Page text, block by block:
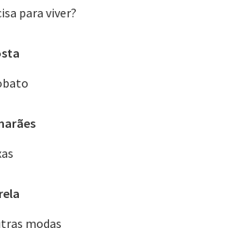
para viver?
modas